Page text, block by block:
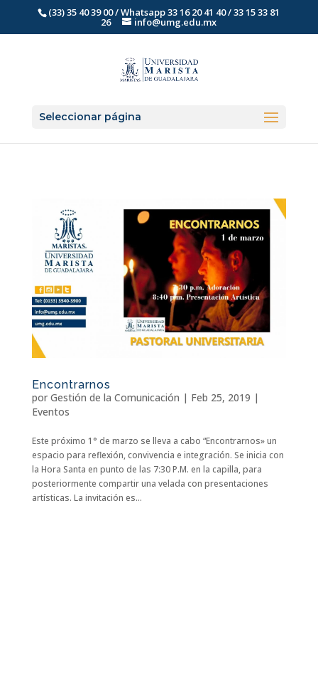
(33) 35 40 39 00 / Whatsapp 33 16 20 41 40 / 33 15 33 81
26 info@umg.edu.mx
Seleccionar página
Encontrarnos
por Gestión de la Comunicación | Feb 25, 2019 |
Eventos
Este próximo 1° de marzo se lleva a cabo “Encontrarnos» un
espacio para reflexión, convivencia e integración. Se inicia con
la Hora Santa en punto de las 7:30 P.M. en la capilla, para
posteriormente compartir una velada con presentaciones
artísticas. La invitación es...